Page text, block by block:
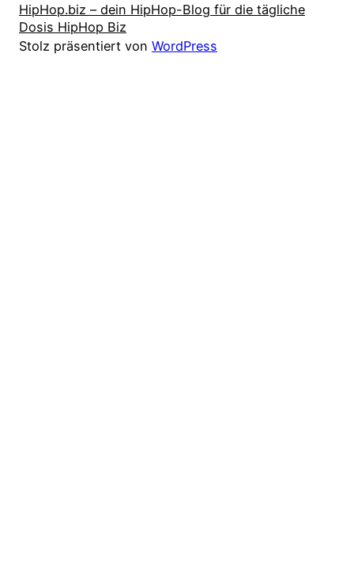
HipHop.biz – dein HipHop-Blog für die tägliche
Dosis HipHop Biz
Stolz präsentiert von WordPress